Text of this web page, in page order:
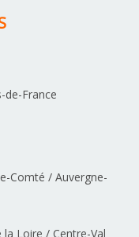
de-France
Comté / Auvergne-
Loire / Centre-Val